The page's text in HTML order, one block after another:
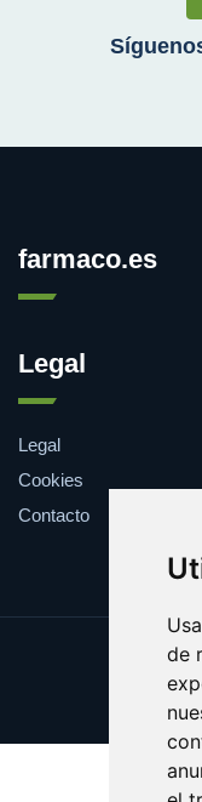
de
farmaco.es
Legal
Legal
Cookies
Contacto